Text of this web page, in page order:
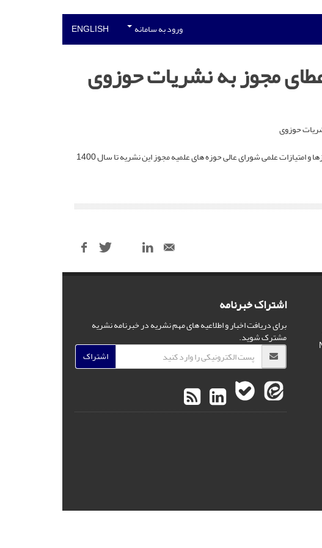
ورود به سامانه ENGLISH
مجوز به نشریات حوزوی
با تمدید رتبه فصلنامه علمی پژوهشی جستارهای فقهی و اصولی وابسته به دفتر تبلیغات اسلامی خراسان رضوی از سوی شورای اعطای مجوزها و امتیازات علمی شورای عالی حوزه های علمیه مجوز این نشریه تا سال 1400
اشتراک خبرنامه
برای دریافت اخبار و اطلاعیه های مهم نشریه در خبرنامه نشریه
مشترک شوید.
اشتراک